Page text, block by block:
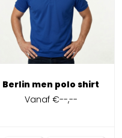
Berlin men polo shirt
Vanaf €--,--